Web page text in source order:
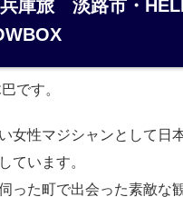
庫旅 淡路市・
です。
女性マジシャンとして日
ています。
った町で出会った素敵な